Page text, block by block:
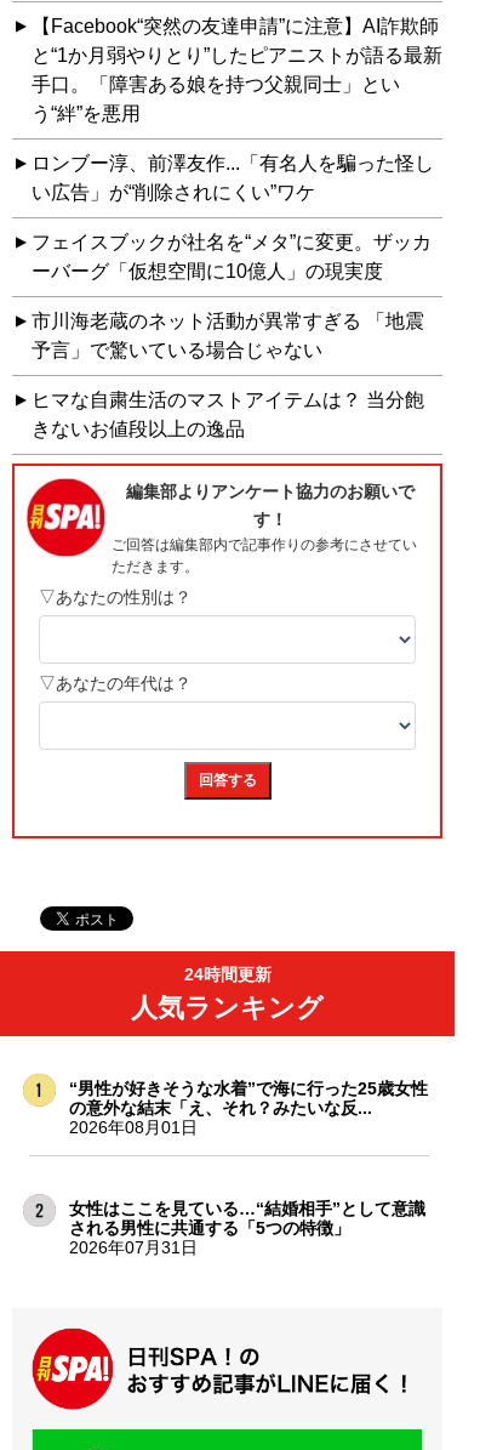
【Facebook“突然の友達申請”に注意】AI詐欺師
と“1か月弱やりとり”したピアニストが語る最新
手口。「障害ある娘を持つ父親同士」とい
う“絆”を悪用
ロンブー淳、前澤友作...「有名人を騙った怪し
い広告」が“削除されにくい”ワケ
フェイスブックが社名を“メタ”に変更。ザッカ
ーバーグ「仮想空間に10億人」の現実度
市川海老蔵のネット活動が異常すぎる 「地震
予言」で驚いている場合じゃない
ヒマな自粛生活のマストアイテムは？ 当分飽
きないお値段以上の逸品
24時間更新
人気ランキング
“男性が好きそうな水着”で海に行った25歳女性
の意外な結末「え、それ？みたいな反...
2026年08月01日
女性はここを見ている…“結婚相手”として意識
される男性に共通する「5つの特徴」
2026年07月31日